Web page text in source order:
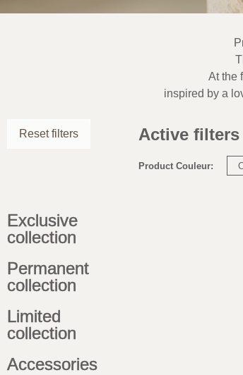
At the
inspired by a
Reset filters
Exclusive
collection
Permanent
collection
Limited
collection
Accessories
Active filters
Product Couleur: